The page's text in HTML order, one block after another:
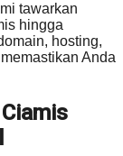
tawarkan
hingga
hosting,
Anda